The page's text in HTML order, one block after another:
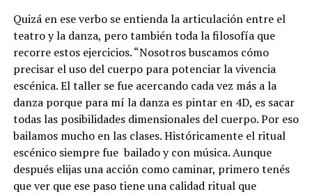
Quizá en ese verbo se entienda la articulación entre el
teatro y la danza, pero también toda la filosofía que
recorre estos ejercicios. “Nosotros buscamos cómo
precisar el uso del cuerpo para potenciar la vivencia
escénica. El taller se fue acercando cada vez más a la
danza porque para mí la danza es pintar en 4D, es sacar
todas las posibilidades dimensionales del cuerpo. Por eso
bailamos mucho en las clases. Históricamente el ritual
escénico siempre fue bailado y con música. Aunque
después elijas una acción como caminar, primero tenés
que ver que ese paso tiene una calidad ritual que